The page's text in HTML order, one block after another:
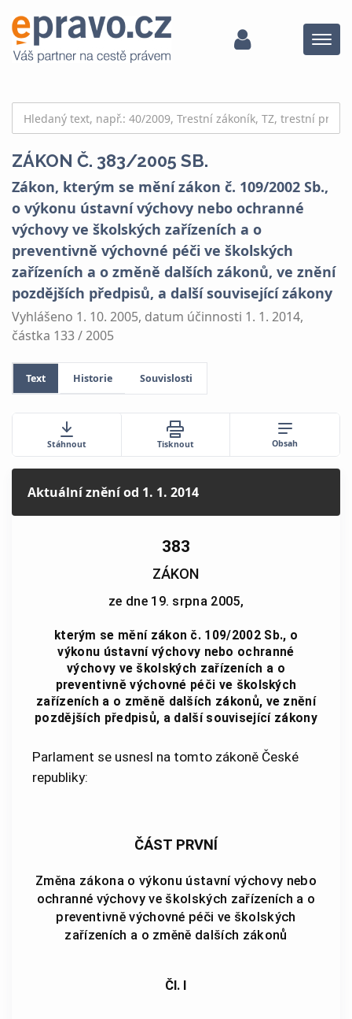
Menu
ZÁKON Č. 383/2005 SB.
Zákon, kterým se mění zákon č. 109/2002 Sb.,
o výkonu ústavní výchovy nebo ochranné
výchovy ve školských zařízeních a o
preventivně výchovné péči ve školských
zařízeních a o změně dalších zákonů, ve znění
pozdějších předpisů, a další související zákony
Vyhlášeno 1. 10. 2005, datum účinnosti 1. 1. 2014,
částka 133 / 2005
Text Historie Souvislosti
Stáhnout Tisknout Obsah
Aktuální zněníod 1. 1. 2014
383
ZÁKON
ze dne 19. srpna 2005,
kterým se mění zákon č. 109/2002 Sb., o
výkonu ústavní výchovy nebo ochranné
výchovy ve školských zařízeních a o
preventivně výchovné péči ve školských
zařízeních a o změně dalších zákonů, ve znění
pozdějších předpisů, a další související zákony
Parlament se usnesl na tomto zákoně České
republiky:
ČÁST PRVNÍ
Změna zákona o výkonu ústavní výchovy nebo
ochranné výchovy ve školských zařízeních a o
preventivně výchovné péči ve školských
zařízeních a o změně dalších zákonů
Čl. I